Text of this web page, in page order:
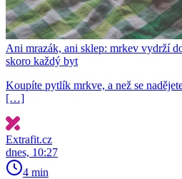
Ani mrazák, ani sklep: mrkev vydrží
skoro každý byt
Koupíte pytlík mrkve, a než se
[…]
Extrafit.cz
dnes, 10:27
4 min